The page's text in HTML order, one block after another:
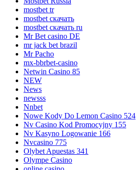
mostbet tr
mostbet скачать
mostbet скачать ru
Mr Bet casino DE
mr jack bet brazil
Mr Pacho
mx-bbrbet-casino
Netwin Casino 85
NEW
News
newsss
Nnbet
Nowe Kody Do Lemon Casino 524
Nv Casino Kod Promocyjny 155
Nv Kasyno Logowanie 166
Nvcasino 775
Olybet Apuestas 341
Olympe Casino